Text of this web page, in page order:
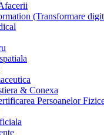
(Transformare
& Conexa
Persoanelor